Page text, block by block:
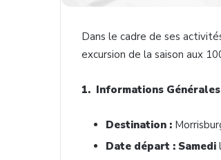
Dans le cadre de ses
excursion de la saison aux
1. Informations
Destination :
Date départ : Samedi